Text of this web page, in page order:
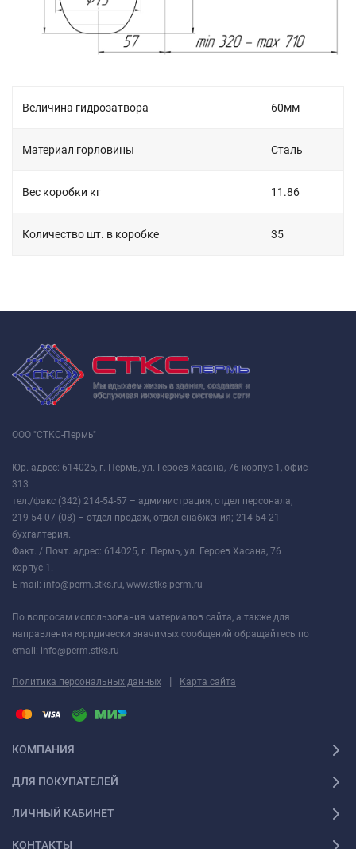
Величина гидрозатвора 60мм
Материал горловины Сталь
Вес коробки кг 11.86
Количество шт. в коробке 35
ООО "СТКС-Пермь"
Юр. адрес: 614025, г. Пермь, ул. Героев Хасана, 76 корпус 1, офис
313
тел./факс (342) 214-54-57 – администрация, отдел персонала;
219-54-07 (08) – отдел продаж, отдел снабжения; 214-54-21 -
бухгалтерия.
Факт. / Почт. адрес: 614025, г. Пермь, ул. Героев Хасана, 76
корпус 1.
E-mail: info@perm.stks.ru, www.stks-perm.ru
По вопросам использования материалов сайта, а также для
направления юридически значимых сообщений обращайтесь по
email: info@perm.stks.ru
Политика персональных данных | Карта сайта
КОМПАНИЯ
ДЛЯ ПОКУПАТЕЛЕЙ
ЛИЧНЫЙ КАБИНЕТ
КОНТАКТЫ